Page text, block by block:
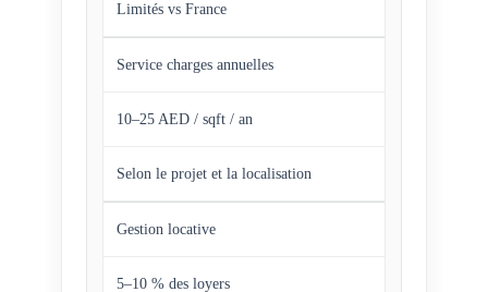
Limités vs France
Service charges annuelles
10–25 AED / sqft / an
Selon le projet et la localisation
Gestion locative
5–10 % des loyers